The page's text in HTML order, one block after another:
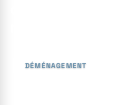
DÉMÉNAGEMENT